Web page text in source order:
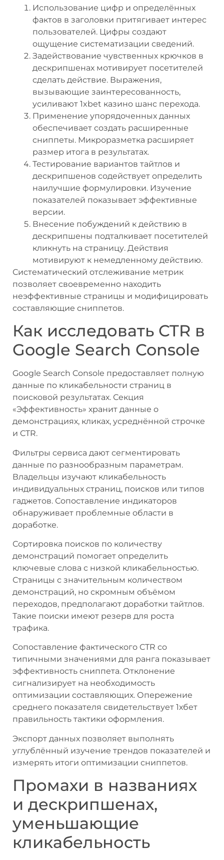
Использование цифр и определённых
фактов в заголовки притягивает интерес
пользователей. Цифры создают
ощущение систематизации сведений.
Задействование чувственных крючков в
дескрипшенах мотивирует посетителей
сделать действие. Выражения,
вызывающие заинтересованность,
усиливают 1xbet казино шанс перехода.
Применение упорядоченных данных
обеспечивает создать расширенные
сниппеты. Микроразметка расширяет
размер итога в результатах.
Тестирование вариантов тайтлов и
дескрипшенов содействует определить
наилучшие формулировки. Изучение
показателей показывает эффективные
версии.
Внесение побуждений к действию в
дескрипшены подталкивает посетителей
кликнуть на страницу. Действия
мотивируют к немедленному действию.
Систематический отслеживание метрик
позволяет своевременно находить
неэффективные страницы и модифицировать
составляющие сниппетов.
Как исследовать CTR в
Google Search Console
Google Search Console предоставляет полную
данные по кликабельности страниц в
поисковой результатах. Секция
«Эффективность» хранит данные о
демонстрациях, кликах, усреднённой строчке
и CTR.
Фильтры сервиса дают сегментировать
данные по разнообразным параметрам.
Владельцы изучают кликабельность
индивидуальных страниц, поисков или типов
гаджетов. Сопоставление индикаторов
обнаруживает проблемные области в
доработке.
Сортировка поисков по количеству
демонстраций помогает определить
ключевые слова с низкой кликабельностью.
Страницы с значительным количеством
демонстраций, но скромным объёмом
переходов, предполагают доработки тайтлов.
Такие поиски имеют резерв для роста
трафика.
Сопоставление фактического CTR со
типичными значениями для ранга показывает
эффективность сниппета. Отклонение
сигнализирует на необходимость
оптимизации составляющих. Опережение
среднего показателя свидетельствует 1хбет
правильность тактики оформления.
Экспорт данных позволяет выполнять
углублённый изучение трендов показателей и
измерять итоги оптимизации сниппетов.
Промахи в названиях
и дескрипшенах,
уменьшающие
кликабельность